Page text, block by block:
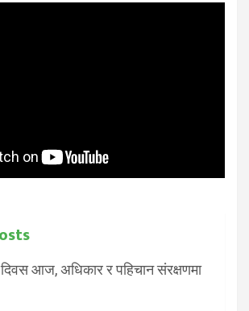
दिवस आज, अधिकार र पहिचान संरक्षणमा